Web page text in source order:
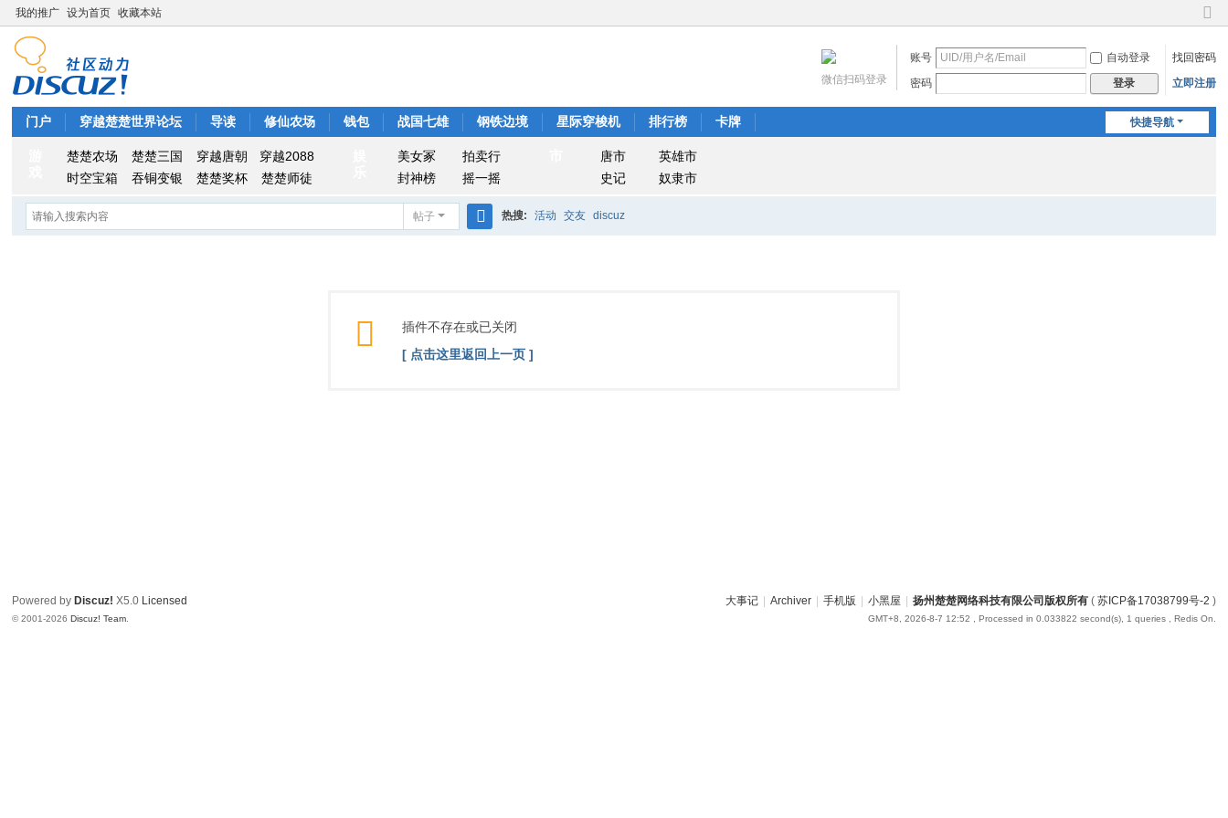
我的推广 设为首页 收藏本站
切
到
窄
账号 自动登录
找回密码
密码
登录 立即注册
微信扫码登录
快捷导航
门户 穿越楚楚世界论坛 导读 修仙农场 钱包 战国七雄 钢铁边境 星际穿梭机 排行榜 卡牌
楚楚农场 楚楚三国 穿越唐朝
穿越2088
时空宝箱
吞铜变银 楚楚奖杯 楚楚师徒
美女冢
拍卖行
封神榜
摇一摇
唐市
英雄市
史记
奴隶市
帖子 热搜: 活动 交友 discuz
插件不存在或已关闭
[ 点击这里返回上一页 ]
大事记 Archiver 手机版 小黑屋 扬州楚楚网络科技有限公司版权所有( 苏ICP备17038799号-2 )
GMT+8, 2026-8-7 12:52 , Processed in 0.033822 second(s), 1 queries , Redis On.
Powered by Discuz! X5.0 Licensed
© 2001-2026Discuz! Team